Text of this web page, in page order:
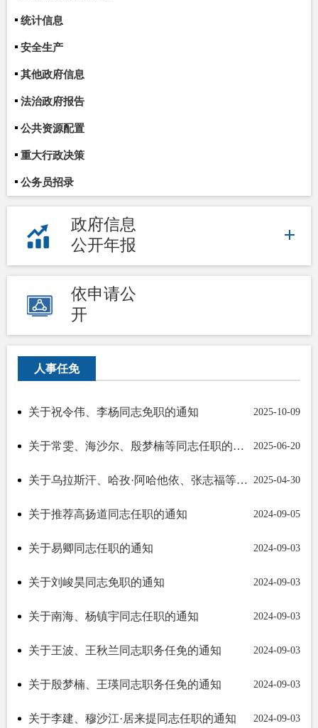
统计信息
安全生产
其他政府信息
法治政府报告
公共资源配置
重大行政决策
公务员招录
政府信息
公开年报
依申请公
开
人事任免
2025-10-09
关于祝令伟、李杨同志免职的通知
2025-06-20
关于常雯、海沙尔、殷梦楠等同志任职的通知
2025-04-30
关于乌拉斯汗、哈孜·阿哈他依、张志福等同志职务任免的通知
2024-09-05
关于推荐高扬道同志任职的通知
2024-09-03
关于易卿同志任职的通知
2024-09-03
关于刘峻昊同志免职的通知
2024-09-03
关于南海、杨镇宇同志任职的通知
2024-09-03
关于王波、王秋兰同志职务任免的通知
2024-09-03
关于殷梦楠、王瑛同志职务任免的通知
2024-09-03
关于李建、穆沙江·居来提同志任职的通知